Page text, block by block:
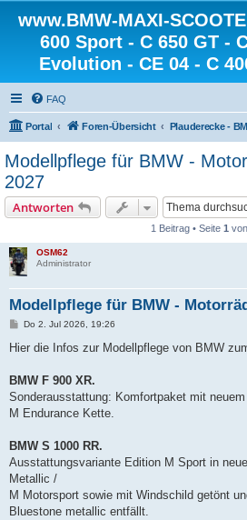
www.BMW-MAXI-
600 Sport - C 650 GT -
Evolution - CE 04 - C
FAQ
Portal Foren-Übersicht
Modellpflege für BMW -
2027
Antworten
1 Beitrag • Seite 1 von
OSM62
Administrator
Modellpflege für BMW -
B
i
a
Do 2. Jul 2026, 19:26
Hier die Infos zur Modellpflege von BMW
BMW F 900 XR.
Sonderausstattung: Komfortpaket mit
M Endurance Kette.
BMW S 1000 RR.
Ausstattungsvariante Edition M Sport in
Metallic /
M Motorsport sowie mit Windschild getönt
Bluestone metallic entfällt.